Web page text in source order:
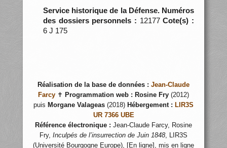
Service historique de la Défense. Numéros
des dossiers personnels : 12177Cote(s) :
6 J 175
Réalisation de la base de données : Jean-Claude
Farcy ✝ Programmation web : Rosine Fry (2012)
puis Morgane Valageas (2018) Hébergement : LIR3S
UR 7366 UBE
Référence électronique : Jean-Claude Farcy, Rosine
Fry, Inculpés de l’insurrection de Juin 1848, LIR3S
(Université Bourgogne Europe), [En ligne], mis en ligne